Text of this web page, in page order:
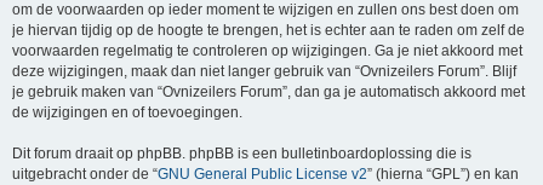
om de voorwaarden op ieder moment te wijzigen en zullen ons best doen om
je hiervan tijdig op de hoogte te brengen, het is echter aan te raden om zelf de
voorwaarden regelmatig te controleren op wijzigingen. Ga je niet akkoord met
deze wijzigingen, maak dan niet langer gebruik van “Ovnizeilers Forum”. Blijf
je gebruik maken van “Ovnizeilers Forum”, dan ga je automatisch akkoord met
de wijzigingen en of toevoegingen.
Dit forum draait op phpBB. phpBB is een bulletinboardoplossing die is
uitgebracht onder de “GNU General Public License v2” (hierna “GPL”) en kan